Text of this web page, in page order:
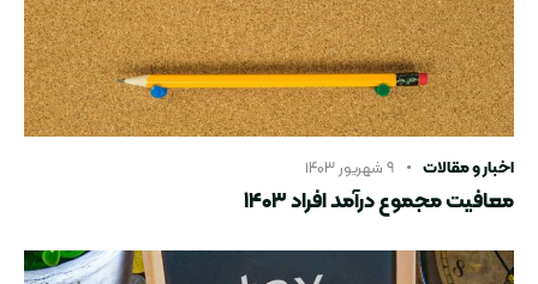
اخبار و مقالات ۹ شهریور ۱۴۰۳
معافیت مجموع درآمد افراد ۱۴۰۳